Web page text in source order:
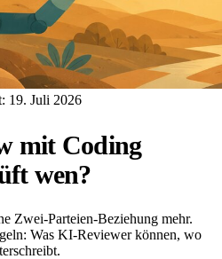
: 19. Juli 2026
mit Coding
wen?
Zwei-Parteien-Beziehung mehr.
Was KI-Reviewer können, wo